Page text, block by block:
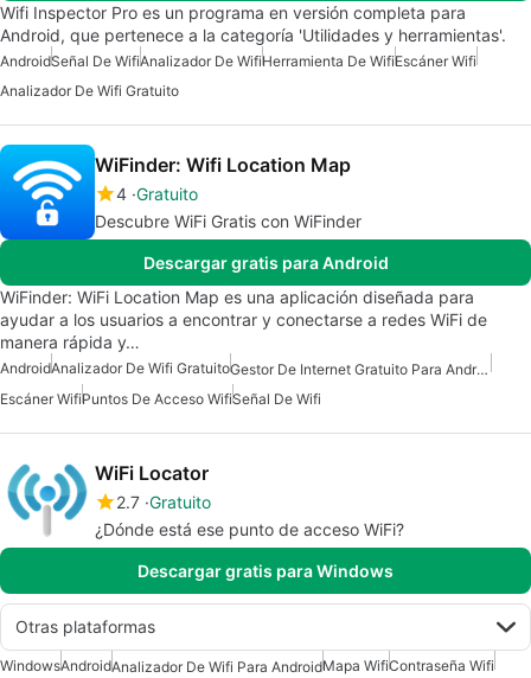
Wifi Inspector Pro es un programa en versión completa para
Android, que pertenece a la categoría 'Utilidades y herramientas'.
AndroidSeñal De WifiAnalizador De WifiHerramienta De WifiEscáner Wifi
Analizador De Wifi Gratuito
WiFinder: Wifi Location Map
4 Gratuito
Descubre WiFi Gratis con WiFinder
Descargar gratis para Android
WiFinder: WiFi Location Map es una aplicación diseñada para
ayudar a los usuarios a encontrar y conectarse a redes WiFi de
manera rápida y…
AndroidAnalizador De Wifi Gratuito
Gestor De Internet Gratuito Para Android
Escáner WifiPuntos De Acceso WifiSeñal De Wifi
WiFi Locator
2.7 Gratuito
¿Dónde está ese punto de acceso WiFi?
Descargar gratis para Windows
Otras plataformas
WindowsAndroidAnalizador De Wifi Para AndroidMapa WifiContraseña Wifi